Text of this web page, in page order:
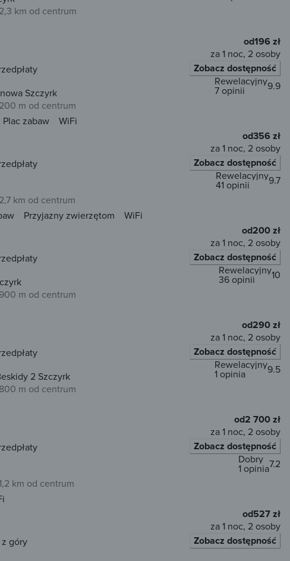
2,3 km od centrum
od196 zł
za 1 noc, 2 osoby
Zobacz dostępność
Szczyrk
200 m od centrum
9.9
Rewelacyjny
7 opinii
Plac zabaw
WiFi
od356 zł
za 1 noc, 2 osoby
Zobacz dostępność
2,7 km od centrum
9.7
Rewelacyjny
41 opinii
Przyjazny zwierzętom
WiFi
od200 zł
za 1 noc, 2 osoby
Zobacz dostępność
900 m od centrum
10
Rewelacyjny
36 opinii
od290 zł
za 1 noc, 2 osoby
Zobacz dostępność
2 Szczyrk
800 m od centrum
9.5
Rewelacyjny
1 opinia
od2 700 zł
za 1 noc, 2 osoby
Zobacz dostępność
1,2 km od centrum
7.2
Dobry
1 opinia
z góry
od527 zł
za 1 noc, 2 osoby
Zobacz dostępność